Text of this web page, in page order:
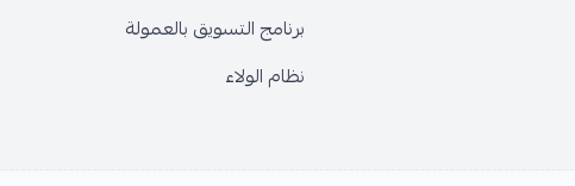
برنامج التسويق بالعمولة
نظام الولاء